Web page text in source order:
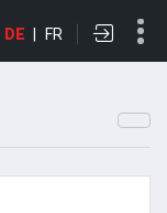
DE | FR